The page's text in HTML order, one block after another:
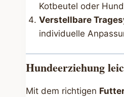
Kotbeutel oder
Verstellbare
individuelle
Hundeerziehung
Mit dem richtigen